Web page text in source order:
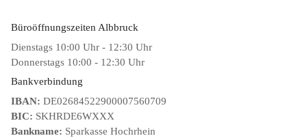
Büroöffnungszeiten Albbruck
Dienstags 10:00 Uhr - 12:30 Uhr
Donnerstags 10:00 - 12:30 Uhr
Bankverbindung
IBAN: DE02684522900007560709
BIC: SKHRDE6WXXX
Bankname: Sparkasse Hochrhein